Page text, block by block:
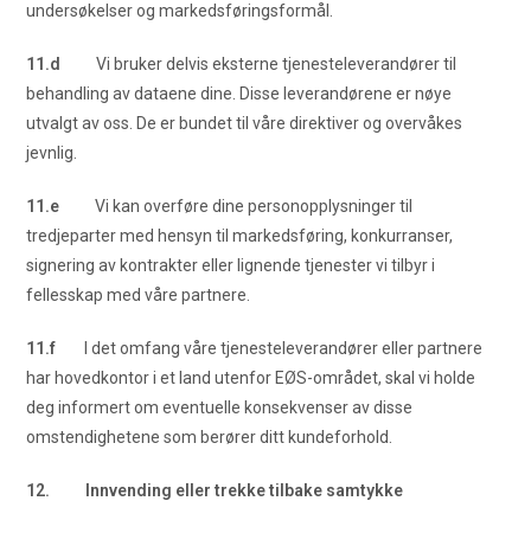
undersøkelser og markedsføringsformål.
11.d
Vi bruker delvis eksterne tjenesteleverandører til
behandling av dataene dine. Disse leverandørene er nøye
utvalgt av oss. De er bundet til våre direktiver og overvåkes
jevnlig.
11.e Vi kan overføre dine personopplysninger til
tredjeparter med hensyn til markedsføring, konkurranser,
signering av kontrakter eller lignende tjenester vi tilbyr i
fellesskap med våre partnere.
11.f I det omfang våre tjenesteleverandører eller partnere
har hovedkontor i et land utenfor EØS-området, skal vi holde
deg informert om eventuelle konsekvenser av disse
omstendighetene som berører ditt kundeforhold.
12. Innvending eller trekke tilbake samtykke